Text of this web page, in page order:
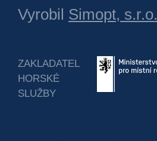
Vyrobil Simopt, s.r.o.
ZAKLADATEL
HORSKÉ
SLUŽBY